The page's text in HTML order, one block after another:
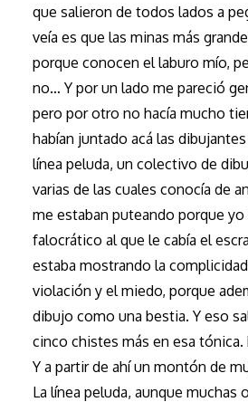
que salieron de todos lados a
veía es que las minas más
porque conocen el laburo mío,
no… Y por un lado me pareció
pero por otro no hacía mucho
habían juntado acá las
línea peluda, un colectivo de
varias de las cuales conocía de
me estaban puteando porque yo
falocrático al que le cabía el
estaba mostrando la
violación y el miedo, porque
dibujo como una bestia. Y eso
cinco chistes más en esa tónica.
Y a partir de ahí un montón de
La línea peluda, aunque muchas